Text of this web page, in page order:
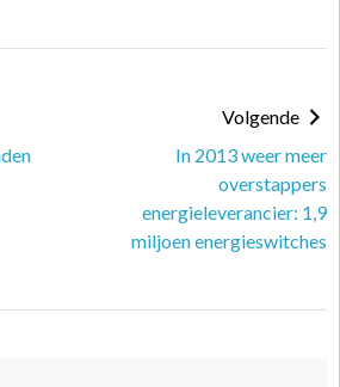
Volgende
In 2013 weer meer
overstappers
energieleverancier: 1,9
miljoen energieswitches